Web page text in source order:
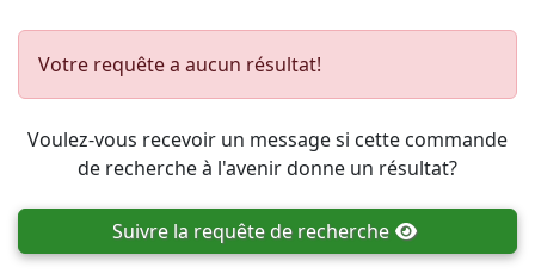
Votre requête a aucun résultat!
Voulez-vous recevoir un message si cette commande
de recherche à l'avenir donne un résultat?
Suivre la requête de recherche